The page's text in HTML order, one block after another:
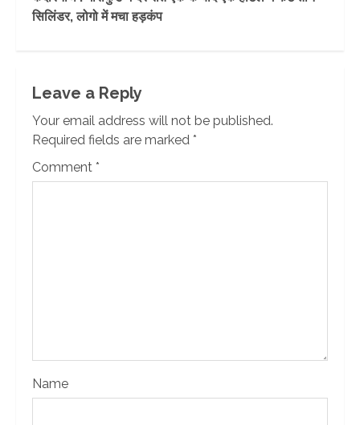
सिलिंडर, लोगो में मचा हड़कंप
Leave a Reply
Your email address will not be published.
Required fields are marked *
Comment *
Name